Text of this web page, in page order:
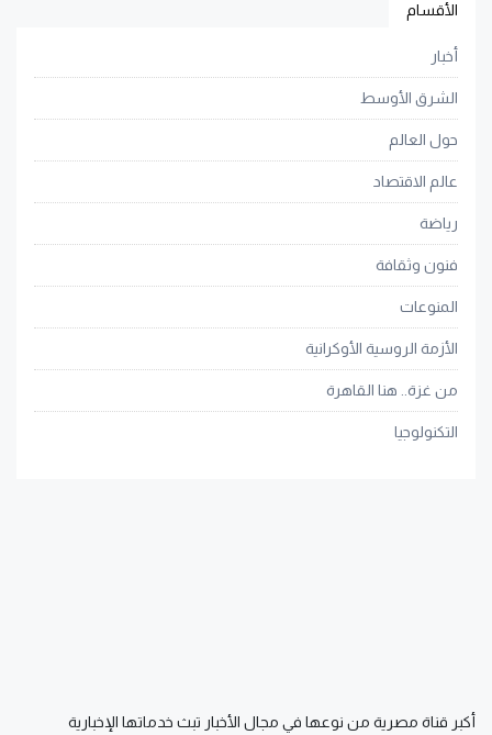
الأقسام
أخبار
الشرق الأوسط
حول العالم
عالم الاقتصاد
رياضة
فنون وثقافة
المنوعات
الأزمة الروسية الأوكرانية
من غزة.. هنا القاهرة
التكنولوجيا
أكبر قناة مصرية من نوعها في مجال الأخبار تبث خدماتها الإخبارية